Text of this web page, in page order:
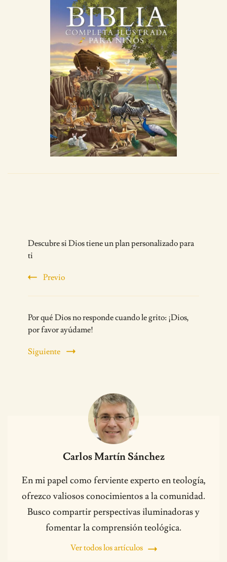
Navigation
Descubre si Dios tiene un plan personalizado para
ti
Previo
Por qué Dios no responde cuando le grito: ¡Dios,
por favor ayúdame!
Siguiente
Carlos Martín Sánchez
En mi papel como ferviente experto en teología,
ofrezco valiosos conocimientos a la comunidad.
Busco compartir perspectivas iluminadoras y
fomentar la comprensión teológica.
Ver todos los artículos